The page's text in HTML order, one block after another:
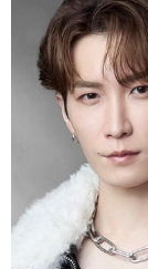
リリース